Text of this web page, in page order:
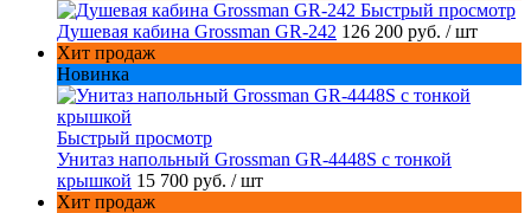
Быстрый просмотр
Душевая кабина Grossman GR-242 126 200 руб. / шт
Хит продаж
Новинка
Быстрый просмотр
Унитаз напольный Grossman GR-4448S с тонкой
крышкой 15 700 руб. / шт
Хит продаж